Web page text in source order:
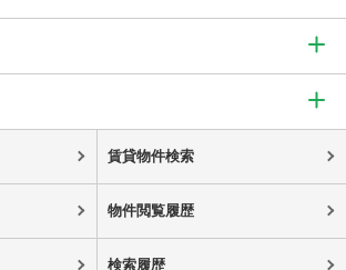
賃貸物件検索
物件閲覧履歴
検索履歴